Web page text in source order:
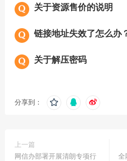
关于资源售价的说明
链接地址失效了怎么办
关于解压密码
分享到：
上一篇
网信办部署开展清朗专项行
全